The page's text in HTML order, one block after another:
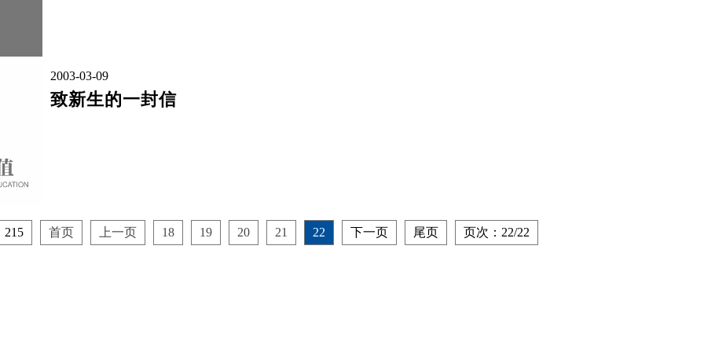
2003-03-09
致新生的一封信
215 首页 上一页 18 19 20 21 22 下一页 尾页 页次：22/22